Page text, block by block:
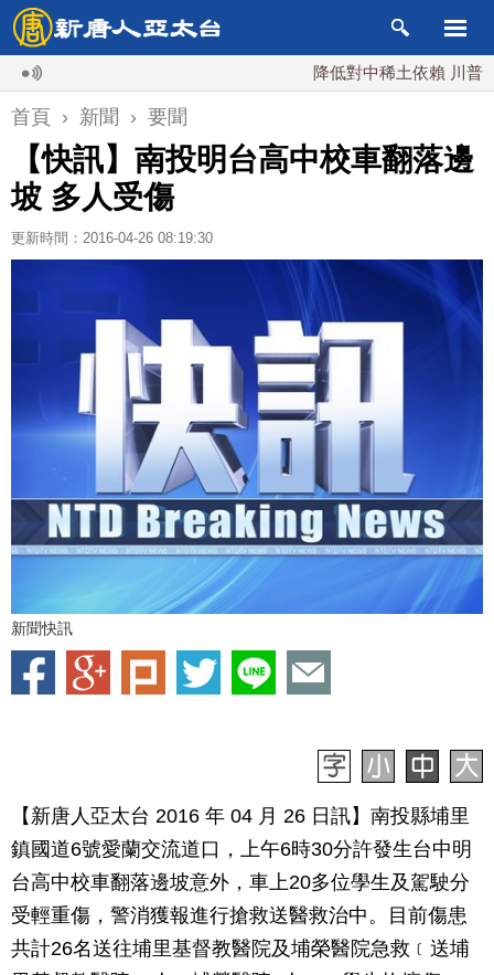
降低對中稀土依賴 川普宣布
首頁 › 新聞 › 要聞
【快訊】南投明台高中校車翻落邊
坡 多人受傷
更新時間：2016-04-26 08:19:30
新聞快訊
【新唐人亞太台 2016 年 04 月 26 日訊】南投縣埔里
鎮國道6號愛蘭交流道口，上午6時30分許發生台中明
台高中校車翻落邊坡意外，車上20多位學生及駕駛分
受輕重傷，警消獲報進行搶救送醫救治中。目前傷患
共計26名送往埔里基督教醫院及埔榮醫院急救﹝送埔